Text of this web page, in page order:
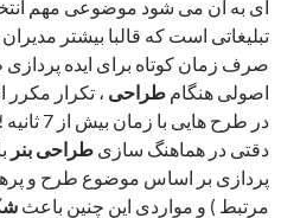
ای به آن می شود موضوعی مهم
تبلیغاتی است که قالبا بیشتر
صرف زمان کوتاه برای ایده پردازی
اصولی هنگام طراحی ، تکرار
در طرح
دقتی در هماهنگ سازی طراحی بنر
پردازی بر اساس موضوع طرح و
مرتبط ) و مواردی این چنین باعث